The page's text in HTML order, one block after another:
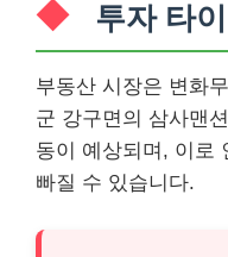
투자 타
부동산 시장은 변화
군 강구면의 삼사맨
동이 예상되며, 이로
빠질 수 있습니다.